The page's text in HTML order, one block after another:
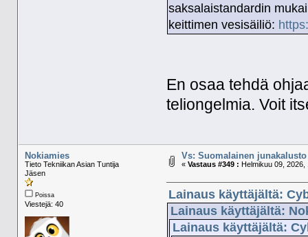
saksalaistandardin
keittimen vesisäiliö:
En osaa tehdä
teliongelmia. Voit
Nokiamies
Tieto Tekniikan Asian Tuntija
Jäsen
Poissa
Viestejä: 40
Vs: Suomalainen
« Vastaus #349 : Helmikuu 09, 2026,
Lainaus käyttäjältä:
Lainaus käyttäjältä:
Lainaus käyttäjältä: